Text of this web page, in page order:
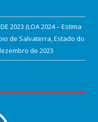
2023 (LOA 2024 – Estima
de Salvaterra, Estado do
de 2023